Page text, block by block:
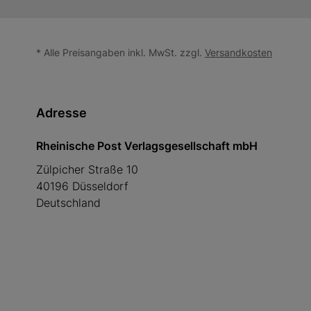
* Alle Preisangaben inkl. MwSt. zzgl. Versandkosten
Adresse
Rheinische Post Verlagsgesellschaft mbH
Zülpicher Straße 10
40196 Düsseldorf
Deutschland